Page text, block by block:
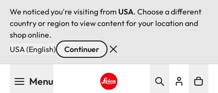
We noticed you're visiting from USA. Choose a different
country or region to view content for your location and
shop online.
USA (English)
Continuer
Menu